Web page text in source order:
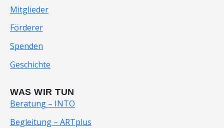
Mitglieder
Förderer
Spenden
Geschichte
WAS WIR TUN
Beratung – INTO
Begleitung – ARTplus